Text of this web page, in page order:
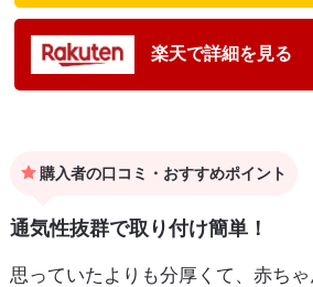
楽天で詳細を見る
購入者の口コミ・おすすめポイント
通気性抜群で取り付け簡単！
思っていたよりも分厚くて、赤ち